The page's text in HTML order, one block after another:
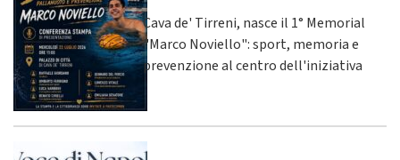
Cava de' Tirreni, nasce il 1° Memorial
"Marco Noviello": sport, memoria e
prevenzione al centro dell'iniziativa